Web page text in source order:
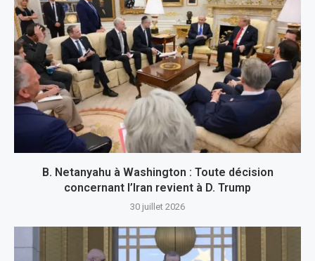
B. Netanyahu à Washington : Toute décision
concernant l’Iran revient à D. Trump
30 juillet 2026